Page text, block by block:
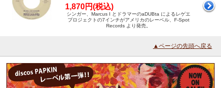
1,870円(税込)
シンガー、Marcus I とドラマーのaDUBta によるレゲエ
プロジェクトの7インチがアメリカのレーベル、F-Spot
Records より発売。
▲ページの先頭へ戻る